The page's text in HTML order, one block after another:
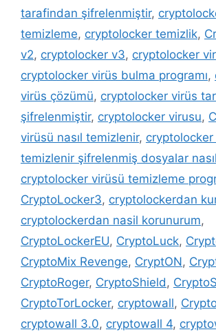
tarafindan şifrelenmiştir,
temizleme, cryptolocker temizlik,
v2, cryptolocker v3, cryptolocker
cryptolocker virüs bulma programı,
virüs çözümü, cryptolocker virüs
şifrelenmiştir, cryptolocker virusu,
virüsü nasıl temizlenir, cryptolocker
temizlenir şifrelenmiş dosyalar nasıl
cryptolocker virüsü temizleme
CryptoLocker3, cryptolockerdan
cryptolockerdan nasil korunurum,
CryptoLockerEU, CryptoLuck,
CryptoMix Revenge, CryptON,
CryptoRoger, CryptoShield,
CryptoTorLocker, cryptowall,
cryptowall 3.0, cryptowall 4,